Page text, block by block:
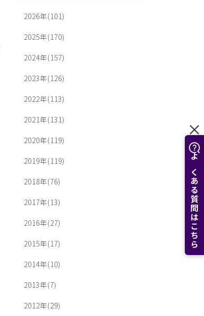
よくある質問はこちら
2026年(101)
2025年(170)
2024年(157)
2023年(126)
2022年(113)
2021年(131)
2020年(119)
2019年(119)
2018年(76)
2017年(13)
2016年(27)
2015年(17)
2014年(10)
2013年(7)
2012年(29)